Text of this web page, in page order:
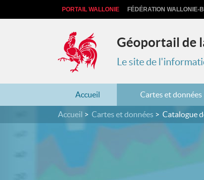
PORTAIL WALLONIE FÉDÉRATION WALLONIE-
Géoportail de
Le site de
Accueil Cartes et données
Accueil Cartes et données Catalogue